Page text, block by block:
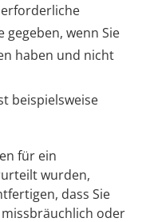
erforderliche
wenn Sie
haben und nicht
beispielsweise
für ein
wurden,
dass Sie
oder